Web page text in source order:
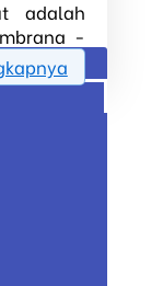
adalah
-